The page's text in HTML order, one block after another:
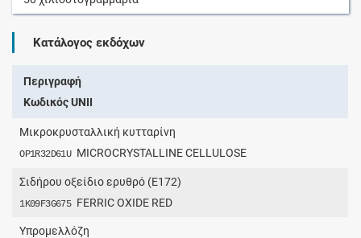
Κατάλογος εκδόχων
Περιγραφή
Κωδικός UNII
Μικροκρυσταλλική κυτταρίνη
OP1R32D61U MICROCRYSTALLINE CELLULOSE
Σιδήρου οξείδιο ερυθρό (E172)
1K09F3G675 FERRIC OXIDE RED
Υπρομελλόζη